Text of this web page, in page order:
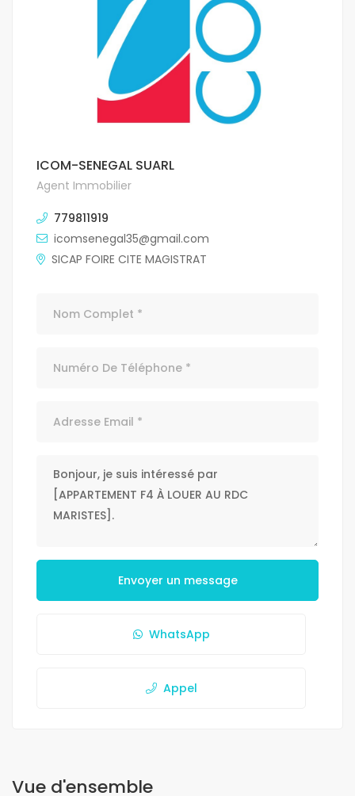
ICOM-SENEGAL SUARL
Agent Immobilier
779811919
icomsenegal35@gmail.com
SICAP FOIRE CITE MAGISTRAT
Envoyer un message
WhatsApp
Appel
Vue d'ensemble